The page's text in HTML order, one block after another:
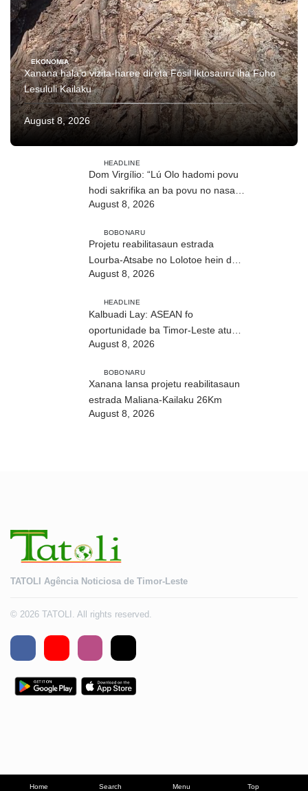
Home Search Menu Top
EKONOMIA
Xanana hala’o vizita-haree direta Fósil Iktosauru iha Foho
Lesululi Kailaku
August 8, 2026
HEADLINE
Dom Virgílio: “Lú Olo hadomi povu
hodi sakrifika an ba povu no nasaun
ho fuan”
August 8, 2026
BOBONARU
Projetu reabilitasaun estrada
Lourba-Atsabe no Lolotoe hein de’it
vistu tribunál
August 8, 2026
HEADLINE
Kalbuadi Lay: ASEAN fo
oportunidade ba Timor-Leste atu
aselera transformasaun ekonómika
August 8, 2026
BOBONARU
Xanana lansa projetu reabilitasaun
estrada Maliana-Kailaku 26Km
August 8, 2026
TATOLI Agência Noticiosa de Timor-Leste
© 2026 TATOLI. All rights reserved.